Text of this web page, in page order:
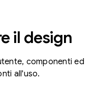
il design
componenti ed
all'uso.